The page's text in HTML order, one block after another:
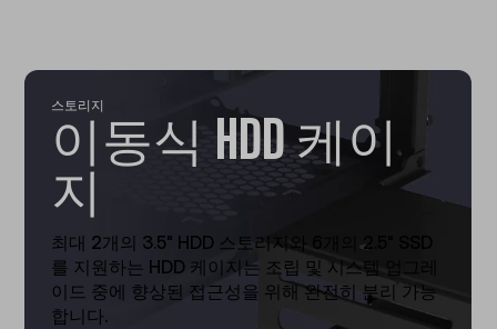
스토리지
이동식 HDD 케이
지
최대 2개의 3.5" HDD 스토리지와 6개의 2.5" SSD
를 지원하는 HDD 케이지는 조립 및 시스템 업그레
이드 중에 향상된 접근성을 위해 완전히 분리 가능
합니다.